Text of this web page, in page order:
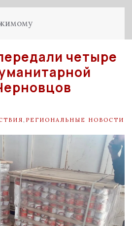
четыре
РЕГИОНАЛЬНЫЕ НОВОСТИ